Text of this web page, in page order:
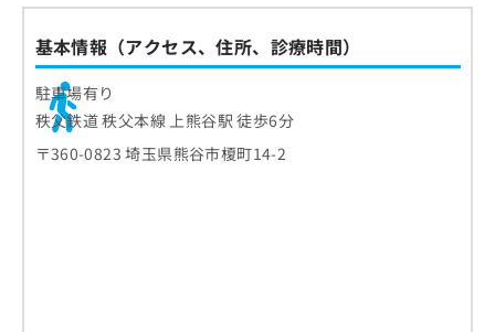
基本情報（アクセス、住所、診療時間）
駐車場有り
秩父鉄道 秩父本線 上熊谷駅 徒歩6分
〒360-0823 埼玉県熊谷市榎町14-2